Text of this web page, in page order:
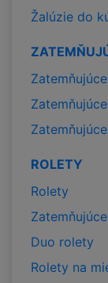
Žalúzie do
ROLETY
Rolety
Duo rolety
Rolety na